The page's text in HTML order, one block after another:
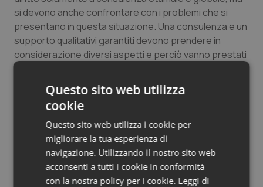
Salute orale & impianti
Sangue & coagulazione
Tumore al seno
Tumore ovarico
Tumori del Polmone & Testa Collo
si devono anche confrontare con i problemi che si
presentano in questa situazione. Una consulenza e un
supporto qualitativi garantiti devono prendere in
considerazione diversi aspetti e perciò vanno prestati
26 Giugno 2015
© Riproduzione riservata
Questo sito web utilizza
cookie
Questo sito web utilizza i cookie per
migliorare la tua esperienza di
navigazione. Utilizzando il nostro sito web
acconsenti a tutti i cookie in conformità
con la nostra policy per i cookie. Leggi di